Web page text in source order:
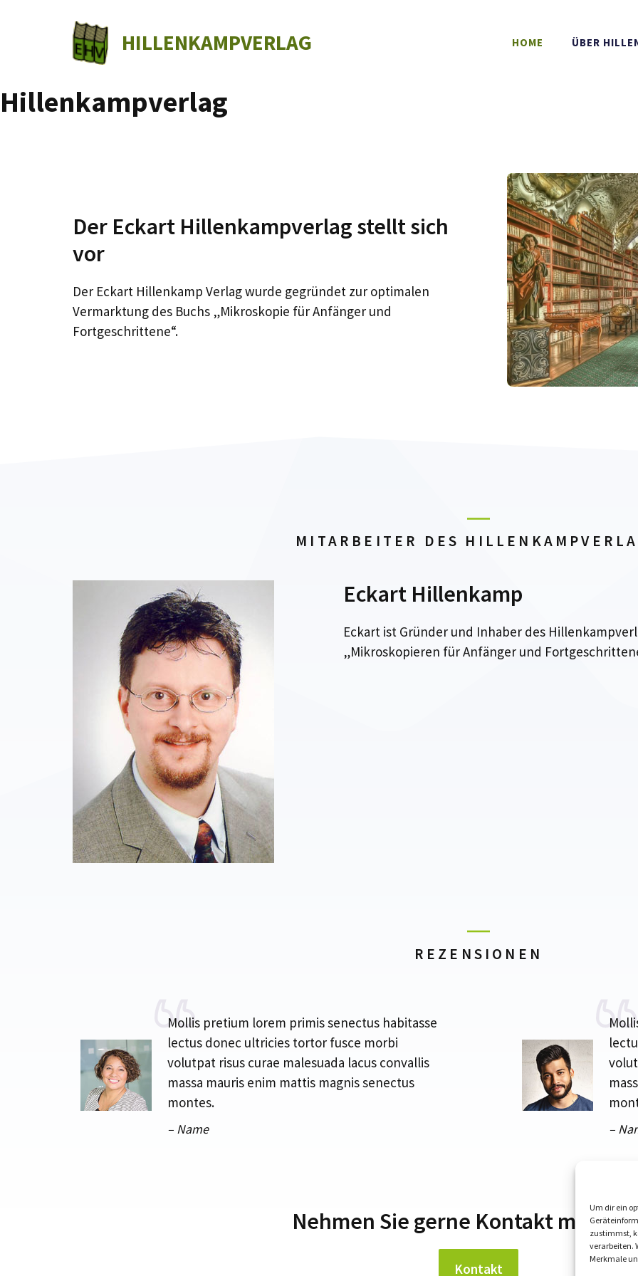
Um dir ein
zustimmst,
verarbeiten.
Merkmale
HILLENKAMPVERLAG HOME ÜBER
Hillenkampverlag
Der Eckart Hillenkampverlag stellt sich
vor
Der Eckart Hillenkamp Verlag wurde gegründet zur optimalen
Vermarktung des Buchs „Mikroskopie für Anfänger und
Fortgeschrittene“.
MITARBEITER DES
Eckart Hillenkamp
Eckart ist Gründer und Inhaber des
„Mikroskopieren für Anfänger und
REZENSIONEN
Mollis pretium lorem primis senectus habitasse
lectus donec ultricies tortor fusce morbi
volutpat risus curae malesuada lacus convallis
massa mauris enim mattis magnis senectus
montes.
– Name –
Nehmen Sie gerne Kontakt mit uns
Kontakt